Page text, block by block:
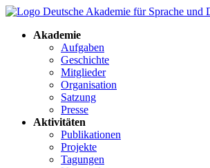
Akademie
Aufgaben
Geschichte
Mitglieder
Organisation
Satzung
Presse
Aktivitäten
Publikationen
Projekte
Tagungen